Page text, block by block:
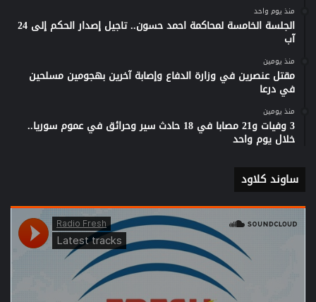
منذ يوم واحد
الجلسة الخامسة لمحاكمة احمد حسون.. تاجيل إصدار الحكم إلى 24
آب
منذ يومين
مقتل عنصرين في وزارة الدفاع وإصابة آخرين بهجومين مسلحين
في درعا
منذ يومين
3 وفيات و21 مصابا في 18 حادث سير وحرائق في عموم سوريا..
خلال يوم واحد
ساوند كلاود